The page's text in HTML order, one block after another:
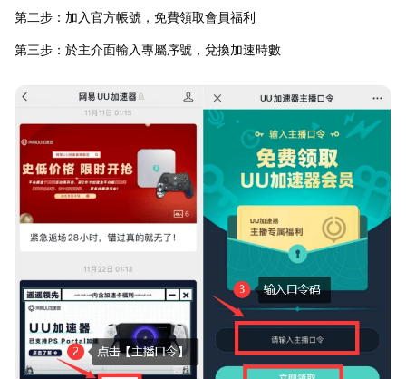
第二步：加入官方帳號，免費領取會員福利
第三步：於主介面輸入專屬序號，兌換加速時數